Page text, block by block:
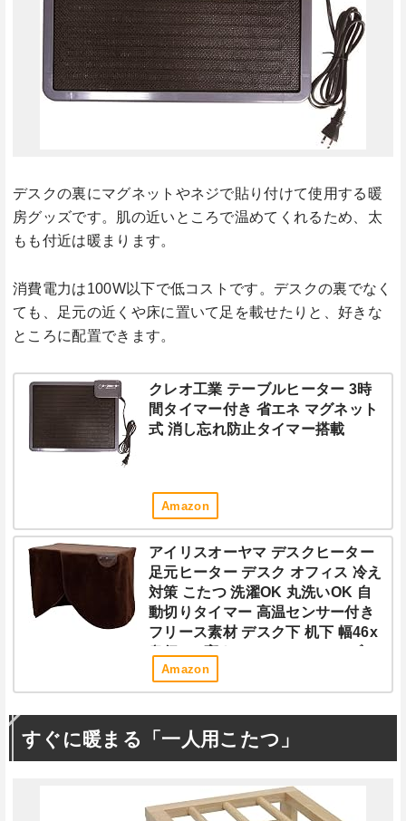
デスクの裏にマグネットやネジで貼り付けて使用する暖
房グッズです。肌の近いところで温めてくれるため、太
もも付近は暖まります。
消費電力は100W以下で低コストです。デスクの裏でなく
ても、足元の近くや床に置いて足を載せたりと、好きな
ところに配置できます。
クレオ工業 テーブルヒーター 3時
間タイマー付き 省エネ マグネット
式 消し忘れ防止タイマー搭載
Amazon
アイリスオーヤマ デスクヒーター
足元ヒーター デスク オフィス 冷え
対策 こたつ 洗濯OK 丸洗いOK 自
動切りタイマー 高温センサー付き
フリース素材 デスク下 机下 幅46x
奥行36x高さ30cm DEH-45-T ブラ
ウン
Amazon
すぐに暖まる「一人用こたつ」